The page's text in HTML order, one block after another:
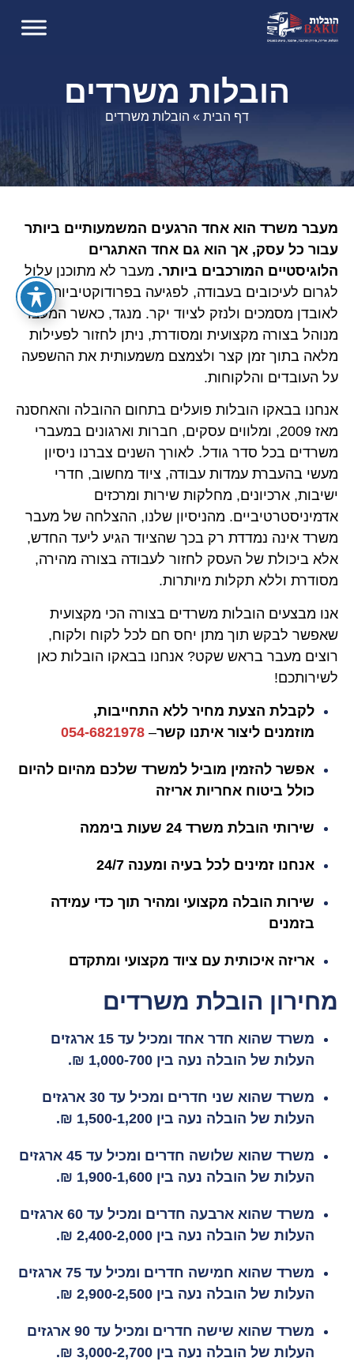
הובלות משרדים
דף הבית » הובלות משרדים
מעבר משרד הוא אחד הרגעים המשמעותיים ביותר
עבור כל עסק, אך הוא גם אחד האתגרים
הלוגיסטיים המורכבים ביותר. מעבר לא מתוכנן עלול
לגרום לעיכובים בעבודה, לפגיעה בפרודוקטיביות,
לאובדן מסמכים ולנזק לציוד יקר. מנגד, כאשר המעבר
מנוהל בצורה מקצועית ומסודרת, ניתן לחזור לפעילות
מלאה בתוך זמן קצר ולצמצם משמעותית את ההשפעה
על העובדים והלקוחות.
אנחנו בבאקו הובלות פועלים בתחום ההובלה והאחסנה
מאז 2009, ומלווים עסקים, חברות וארגונים במעברי
משרדים בכל סדר גודל. לאורך השנים צברנו ניסיון
מעשי בהעברת עמדות עבודה, ציוד מחשוב, חדרי
ישיבות, ארכיונים, מחלקות שירות ומרכזים
אדמיניסטרטיביים. מהניסיון שלנו, ההצלחה של מעבר
משרד אינה נמדדת רק בכך שהציוד הגיע ליעד החדש,
אלא ביכולת של העסק לחזור לעבודה בצורה מהירה,
מסודרת וללא תקלות מיותרות.
אנו מבצעים הובלות משרדים בצורה הכי מקצועית
שאפשר לבקש תוך מתן יחס חם לכל לקוח ולקוח,
רוצים מעבר בראש שקט? אנחנו בבאקו הובלות כאן
לשירותכם!
לקבלת הצעת מחיר ללא התחייבות,
מוזמנים ליצור איתנו קשר–
054-6821978
אפשר להזמין מוביל למשרד שלכם מהיום להיום
כולל ביטוח אחריות אריזה
שירותי הובלת משרד 24 שעות ביממה
אנחנו זמינים לכל בעיה ומענה 24/7
שירות הובלה מקצועי ומהיר תוך כדי עמידה
בזמנים
אריזה איכותית עם ציוד מקצועי ומתקדם
מחירון הובלת משרדים
משרד שהוא חדר אחד ומכיל עד 15 ארגזים
העלות של הובלה נעה בין 1,000-700 ₪.
משרד שהוא שני חדרים ומכיל עד 30 ארגזים
העלות של הובלה נעה בין 1,500-1,200 ₪.
משרד שהוא שלושה חדרים ומכיל עד 45 ארגזים
העלות של הובלה נעה בין 1,900-1,600 ₪.
משרד שהוא ארבעה חדרים ומכיל עד 60 ארגזים
העלות של הובלה נעה בין 2,400-2,000 ₪.
משרד שהוא חמישה חדרים ומכיל עד 75 ארגזים
העלות של הובלה נעה בין 2,900-2,500 ₪.
משרד שהוא שישה חדרים ומכיל עד 90 ארגזים
העלות של הובלה נעה בין 3,000-2,700 ₪.